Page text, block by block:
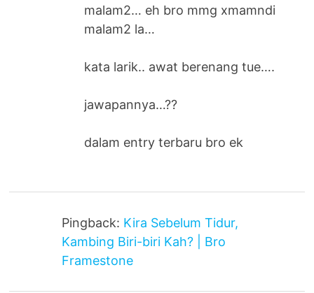
malam2… eh bro mmg xmamndi
malam2 la…
kata larik.. awat berenang tue….
jawapannya…??
dalam entry terbaru bro ek
Pingback: Kira Sebelum Tidur,
Kambing Biri-biri Kah? | Bro
Framestone